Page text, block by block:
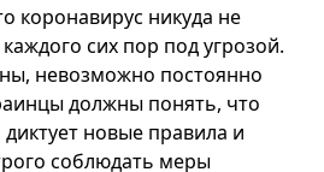
коронавирус никуда не
сих пор под угрозой.
невозможно постоянно
должны понять, что
новые правила и
соблюдать меры